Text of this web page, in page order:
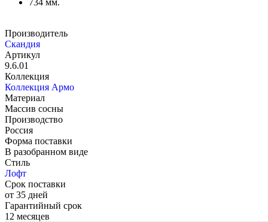
734 мм.
Производитель
Скандия
Артикул
9.6.01
Коллекция
Коллекция Армо
Материал
Массив сосны
Производство
Россия
Форма поставки
В разобранном виде
Стиль
Лофт
Срок поставки
от 35 дней
Гарантийный срок
12 месяцев